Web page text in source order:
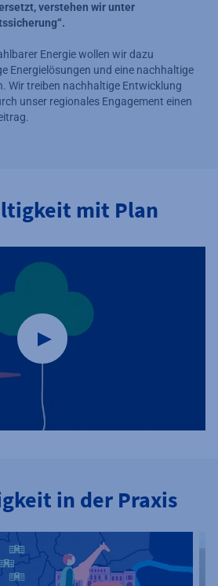
verstehen wir unter
Energie wollen wir dazu
Energielösungen und eine nachhaltige
Wir treiben nachhaltige Entwicklung
unser regionales Engagement einen
mit Plan
in der Praxis